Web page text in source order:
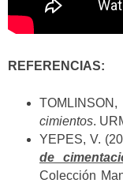
REFERENCIAS:
TOMLINSON,
cimientos.
YEPES, V.
de
Colección